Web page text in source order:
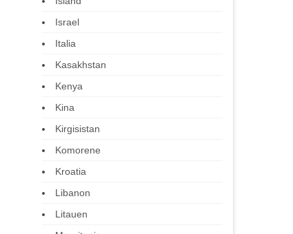
Israel
Italia
Kasakhstan
Kenya
Kina
Kirgisistan
Komorene
Kroatia
Libanon
Litauen